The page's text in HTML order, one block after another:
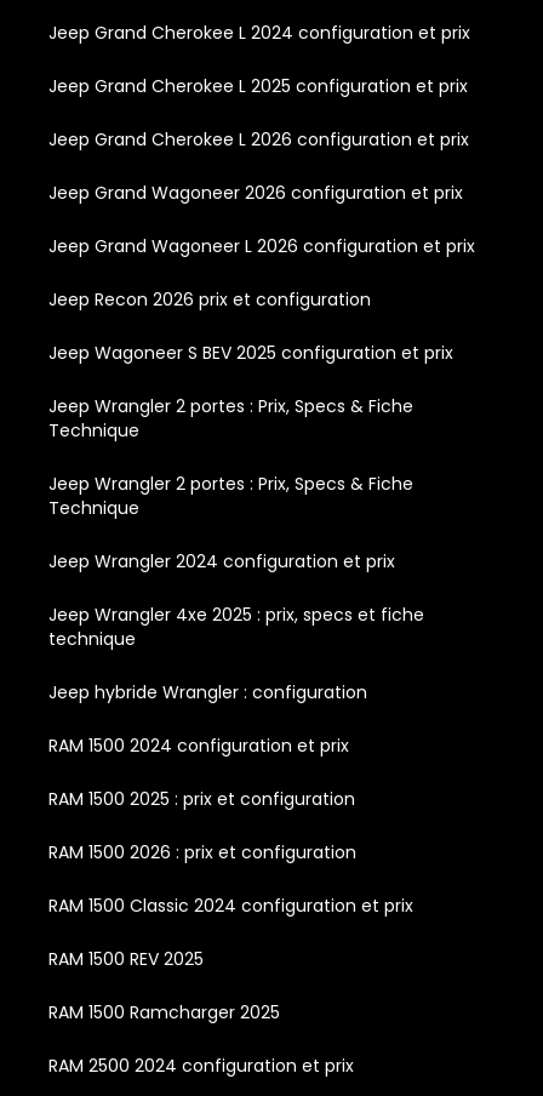
Jeep Grand Cherokee L 2024 configuration et prix
Jeep Grand Cherokee L 2025 configuration et prix
Jeep Grand Cherokee L 2026 configuration et prix
Jeep Grand Wagoneer 2026 configuration et prix
Jeep Grand Wagoneer L 2026 configuration et prix
Jeep Recon 2026 prix et configuration
Jeep Wagoneer S BEV 2025 configuration et prix
Jeep Wrangler 2 portes : Prix, Specs & Fiche
Technique
Jeep Wrangler 2 portes : Prix, Specs & Fiche
Technique
Jeep Wrangler 2024 configuration et prix
Jeep Wrangler 4xe 2025 : prix, specs et fiche
technique
Jeep hybride Wrangler : configuration
RAM 1500 2024 configuration et prix
RAM 1500 2025 : prix et configuration
RAM 1500 2026 : prix et configuration
RAM 1500 Classic 2024 configuration et prix
RAM 1500 REV 2025
RAM 1500 Ramcharger 2025
RAM 2500 2024 configuration et prix